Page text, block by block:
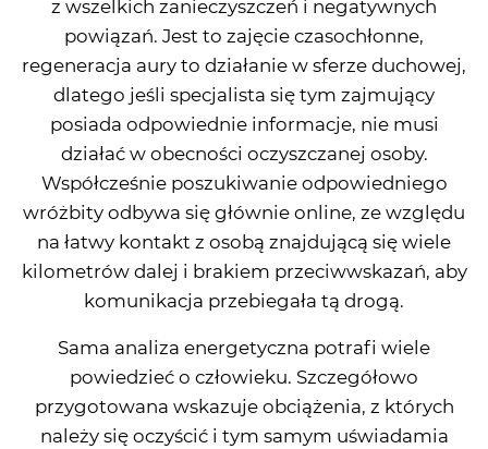
z wszelkich zanieczyszczeń i negatywnych
powiązań. Jest to zajęcie czasochłonne,
regeneracja aury to działanie w sferze duchowej,
dlatego jeśli specjalista się tym zajmujący
posiada odpowiednie informacje, nie musi
działać w obecności oczyszczanej osoby.
Współcześnie poszukiwanie odpowiedniego
wróżbity odbywa się głównie online, ze względu
na łatwy kontakt z osobą znajdującą się wiele
kilometrów dalej i brakiem przeciwwskazań, aby
komunikacja przebiegała tą drogą.
Sama analiza energetyczna potrafi wiele
powiedzieć o człowieku. Szczegółowo
przygotowana wskazuje obciążenia, z których
należy się oczyścić i tym samym uświadamia